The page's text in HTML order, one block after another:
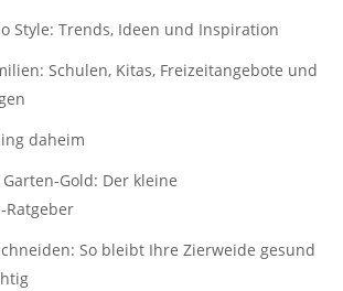
Style: Trends, Ideen und Inspiration
Schulen, Kitas, Freizeitangebote und
daheim
Gold: Der kleine
So bleibt Ihre Zierweide gesund